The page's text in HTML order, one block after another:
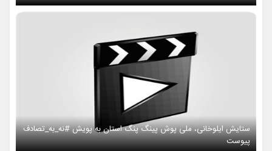
ستایش ایلوخانی، ملی پوش پینگ پنگ استان به پویش #نه_به_تصادف
پیوست